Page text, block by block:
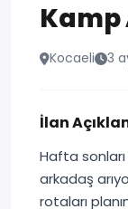
Kamp
Kocaeli 3
İlan
Hafta
arkadaş
rotaları